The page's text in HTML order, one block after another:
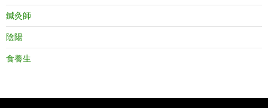
鍼灸師
陰陽
食養生